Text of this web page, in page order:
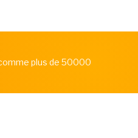
plus de 50000